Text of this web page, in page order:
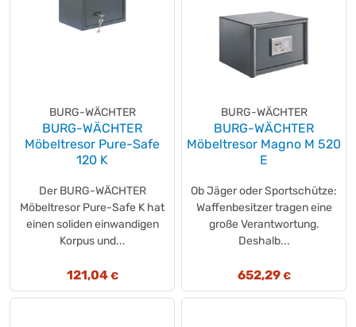
BURG-WÄCHTER
BURG-WÄCHTER
Möbeltresor Pure-Safe
120 K
Der BURG-WÄCHTER
Möbeltresor Pure-Safe K hat
einen soliden einwandigen
Korpus und...
121,04€
BURG-WÄCHTER
BURG-WÄCHTER
Möbeltresor Magno M 520
E
Ob Jäger oder Sportschütze:
Waffenbesitzer tragen eine
große Verantwortung.
Deshalb...
652,29€